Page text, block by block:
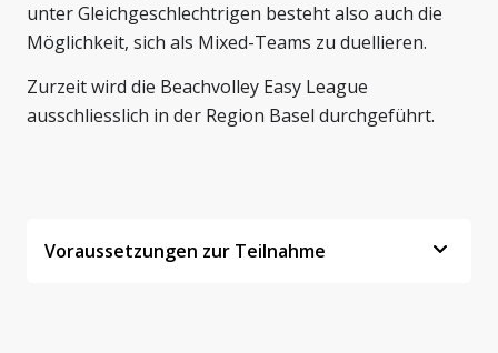
unter Gleichgeschlechtrigen besteht also auch die
Möglichkeit, sich als Mixed-Teams zu duellieren.
Zurzeit wird die Beachvolley Easy League
ausschliesslich in der Region Basel durchgeführt.
Voraussetzungen zur Teilnahme